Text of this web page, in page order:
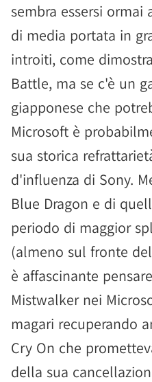
sembra essersi ormai
di media portata in
introiti, come
Battle, ma se c'è un
giapponese che
Microsoft è
sua storica
d'influenza di Sony.
Blue Dragon e di
periodo di maggior
(almeno sul fronte
è affascinante
Mistwalker nei
magari recuperando
Cry On che
della sua